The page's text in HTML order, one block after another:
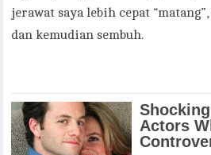
jerawat saya lebih cepat
dan kemudian sembuh.